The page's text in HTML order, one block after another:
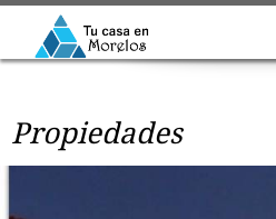
Propiedades